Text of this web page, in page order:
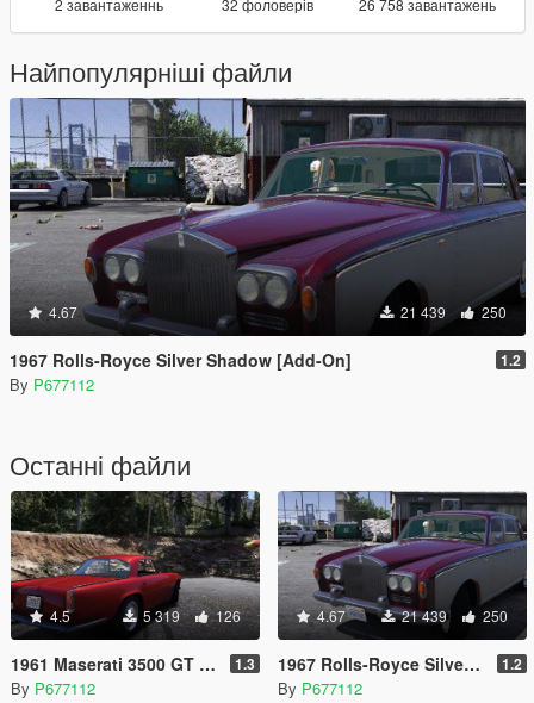
2 завантаженнь 32 фоловерів 26 758 завантажень
Найпопулярніші файли
4.67 21 439 250
1967 Rolls-Royce Silver Shadow [Add-On] 1.2
By P677112
Останні файли
4.5 5 319 126
1961 Maserati 3500 GT [Add-On] 1.3
By P677112
4.67 21 439 250
1967 Rolls-Royce Silver Shadow [Add-On] 1.2
By P677112